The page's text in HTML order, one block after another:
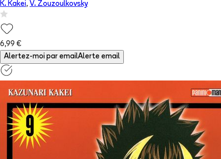
K. Kakei, V. Zouzoulkovsky
6,99 €
Alertez-moi par emailAlerte email